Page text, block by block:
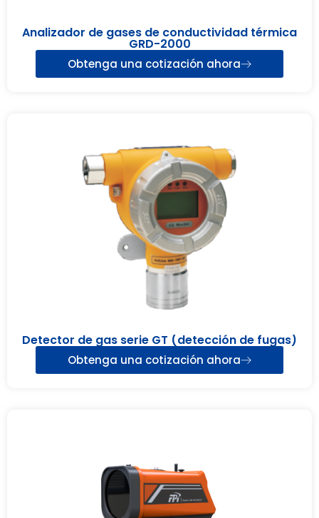
Analizador de gases de conductividad térmica
GRD-2000
Obtenga una cotización ahora
Detector de gas serie GT (detección de fugas)
Obtenga una cotización ahora